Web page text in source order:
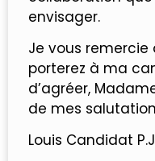
envisager.
Je vous remercie
porterez à ma
d’agréer,
de mes
Louis Candidat